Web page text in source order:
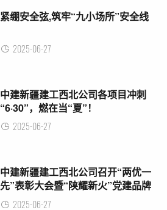
紧绷安全弦,筑牢“九小场所”安全线
2025-06-27
中建新疆建工西北公司各项目冲刺
“6·30”，燃在当“夏”！
2025-06-27
中建新疆建工西北公司召开“两优一
先”表彰大会暨“陕耀新火”党建品牌
发布会
2025-06-27